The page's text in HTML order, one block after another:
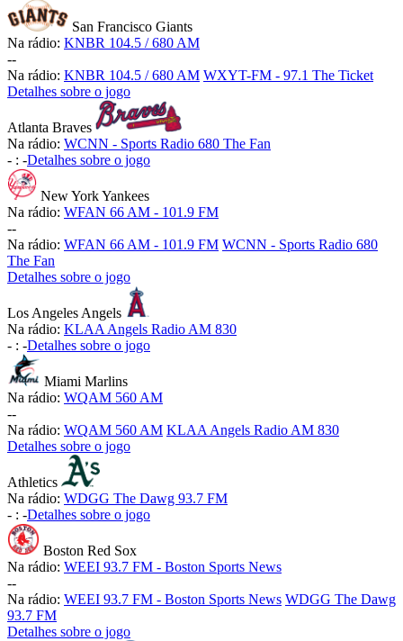
San Francisco Giants
Na rádio: KNBR 104.5 / 680 AM
--
Na rádio: KNBR 104.5 / 680 AM WXYT-FM - 97.1 The Ticket
Detalhes sobre o jogo
Atlanta Braves
Na rádio: WCNN - Sports Radio 680 The Fan
- : -Detalhes sobre o jogo
New York Yankees
Na rádio: WFAN 66 AM - 101.9 FM
--
Na rádio: WFAN 66 AM - 101.9 FM WCNN - Sports Radio 680
The Fan
Detalhes sobre o jogo
Los Angeles Angels
Na rádio: KLAA Angels Radio AM 830
- : -Detalhes sobre o jogo
Miami Marlins
Na rádio: WQAM 560 AM
--
Na rádio: WQAM 560 AM KLAA Angels Radio AM 830
Detalhes sobre o jogo
Athletics
Na rádio: WDGG The Dawg 93.7 FM
- : -Detalhes sobre o jogo
Boston Red Sox
Na rádio: WEEI 93.7 FM - Boston Sports News
--
Na rádio: WEEI 93.7 FM - Boston Sports News WDGG The Dawg
93.7 FM
Detalhes sobre o jogo